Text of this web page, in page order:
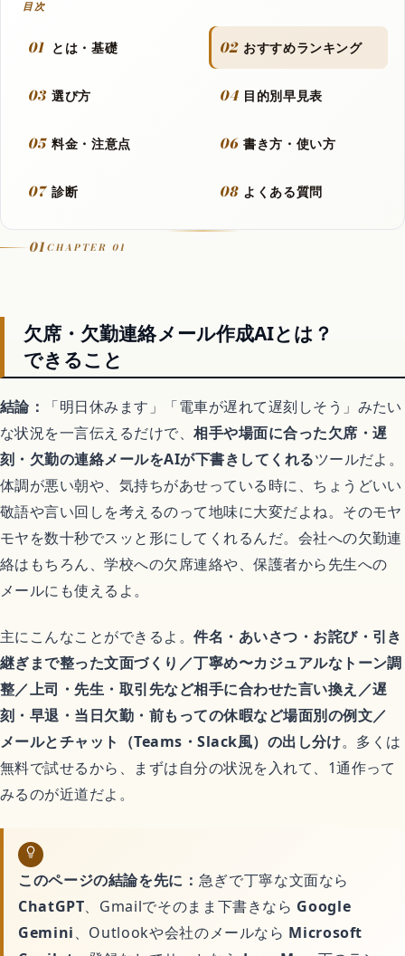
ボーカルリムーバーAI
世界のAIアプリ
音楽カバー動画
アニメ
歴代アニメランキング
アニメ映画
恋愛アニメ
平成アニメ名作
完結済みアニメ
ゲーム
目次
01 とは・基礎 02 おすすめランキング
03 選び方 04 目的別早見表
05 料金・注意点 06 書き方・使い方
07 診断 08 よくある質問
01CHAPTER 01
欠席・欠勤連絡メール作成AIとは？
できること
結論：
「明日休みます」「電車が遅れて遅刻しそう」みたい
な状況を一言伝えるだけで、相手や場面に合った欠席・遅
刻・欠勤の連絡メールをAIが下書きしてくれるツールだよ。
体調が悪い朝や、気持ちがあせっている時に、ちょうどいい
敬語や言い回しを考えるのって地味に大変だよね。そのモヤ
モヤを数十秒でスッと形にしてくれるんだ。会社への欠勤連
絡はもちろん、学校への欠席連絡や、保護者から先生への
メールにも使えるよ。
主にこんなことができるよ。件名・あいさつ・お詫び・引き
継ぎまで整った文面づくり／丁寧め〜カジュアルなトーン調
整／上司・先生・取引先など相手に合わせた言い換え／遅
刻・早退・当日欠勤・前もっての休暇など場面別の例文／
メールとチャット（Teams・Slack風）の出し分け。多くは
無料で試せるから、まずは自分の状況を入れて、1通作って
みるのが近道だよ。
このページの結論を先に： 急ぎで丁寧な文面なら
ChatGPT、Gmailでそのまま下書きなら Google
Gemini、Outlookや会社のメールなら Microsoft